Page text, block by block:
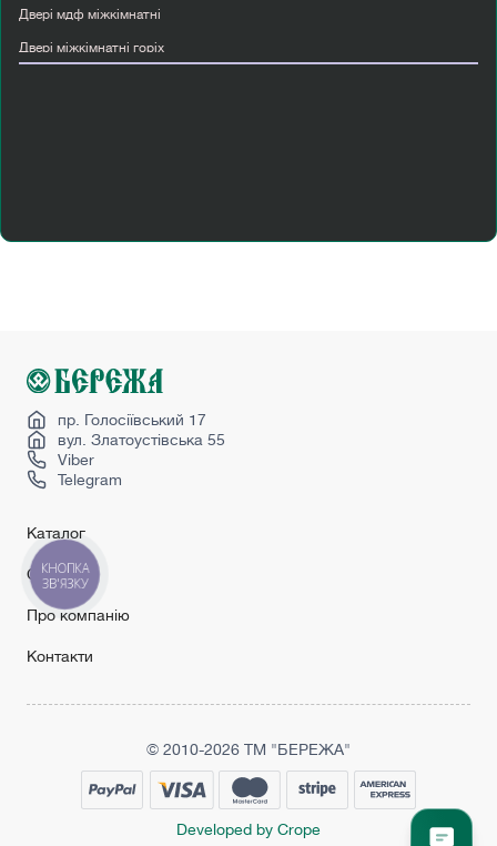
Двері мдф міжкімнатні
Двері міжкімнатні горіх
Купити вхідні двері з склом
Купити двері страж
Розсувні двері
пр. Голосіївський 17
вул. Златоустівська 55
Viber
Telegram
Каталог
Сервіс
Про компанію
Контакти
© 2010-2026 ТМ "БЕРЕЖА"
Developed by Crope
КНОПКА
ЗВ'ЯЗКУ